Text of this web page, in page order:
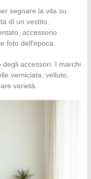
segnare la vita su
di un vestito.
accessorio
foto dell’epoca.
accessori. I marchi
verniciata, velluto,
varietà.